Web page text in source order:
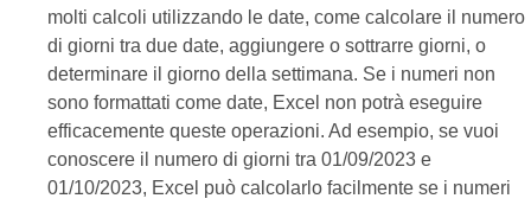
molti calcoli utilizzando le date, come calcolare il numero
di giorni tra due date, aggiungere o sottrarre giorni, o
determinare il giorno della settimana. Se i numeri non
sono formattati come date, Excel non potrà eseguire
efficacemente queste operazioni. Ad esempio, se vuoi
conoscere il numero di giorni tra 01/09/2023 e
01/10/2023, Excel può calcolarlo facilmente se i numeri